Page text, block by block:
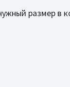
размер в